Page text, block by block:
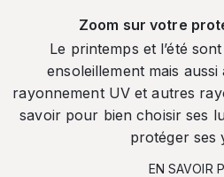
Zoom sur votre
Le printemps et l’été
ensoleillement mais
rayonnement UV et autres
savoir pour bien choisir ses
protéger ses
EN SAVOIR